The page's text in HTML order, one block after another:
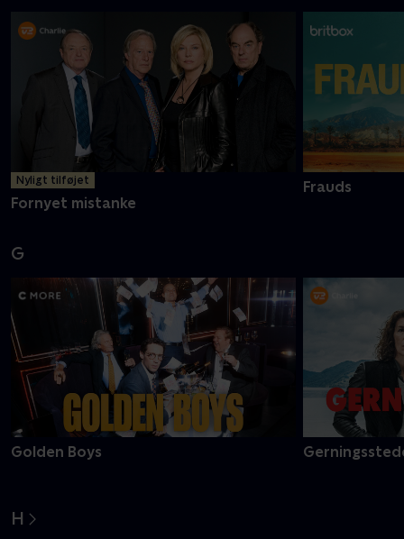
Nyligt tilføjet
Fornyet mistanke
Frauds
G
Golden Boys
H